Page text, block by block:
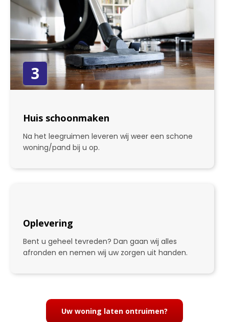
3
Huis schoonmaken
Na het leegruimen leveren wij weer een schone
woning/pand bij u op.
Oplevering
Bent u geheel tevreden? Dan gaan wij alles
afronden en nemen wij uw zorgen uit handen.
Uw woning laten ontruimen?